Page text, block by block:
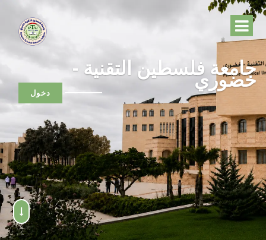
جامعة فلسطين التقنية -
خضوري
دخول